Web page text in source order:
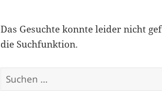
Das Gesuchte konnte leider nicht
die Suchfunktion.
Suchen
nach: